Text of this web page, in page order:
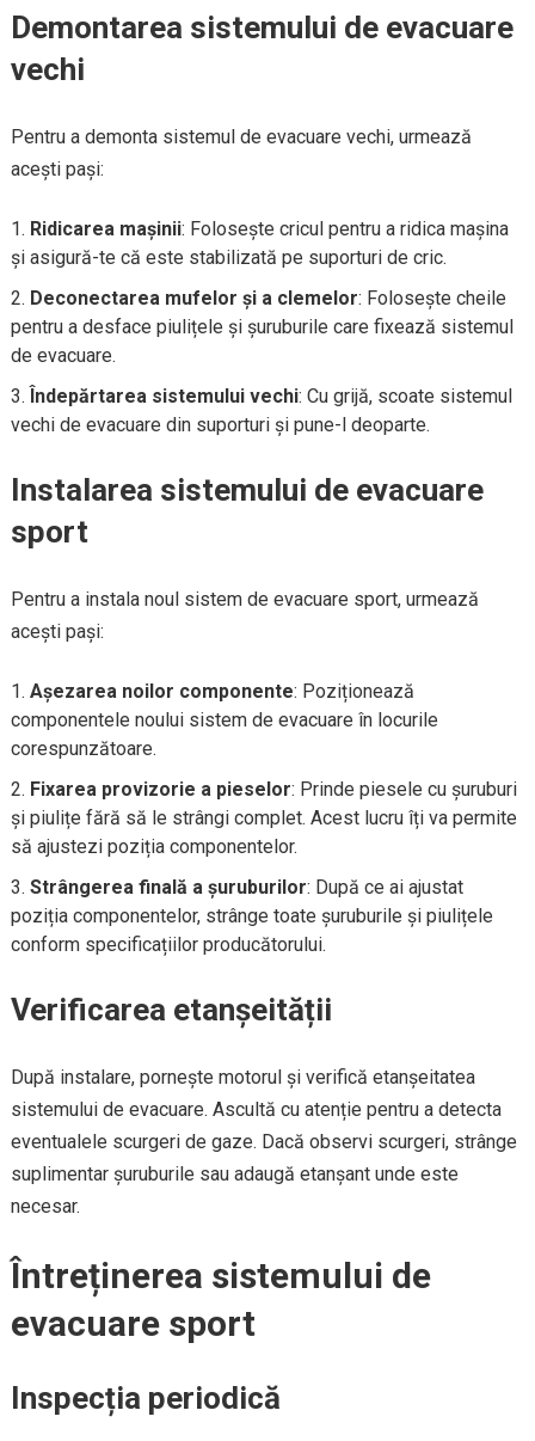
Demontarea sistemului de evacuare
vechi
Pentru a demonta sistemul de evacuare vechi, urmează
acești pași:
Ridicarea mașinii: Folosește cricul pentru a ridica mașina
și asigură-te că este stabilizată pe suporturi de cric.
Deconectarea mufelor și a clemelor: Folosește cheile
pentru a desface piulițele și șuruburile care fixează sistemul
de evacuare.
Îndepărtarea sistemului vechi: Cu grijă, scoate sistemul
vechi de evacuare din suporturi și pune-l deoparte.
Instalarea sistemului de evacuare
sport
Pentru a instala noul sistem de evacuare sport, urmează
acești pași:
Așezarea noilor componente: Poziționează
componentele noului sistem de evacuare în locurile
corespunzătoare.
Fixarea provizorie a pieselor: Prinde piesele cu șuruburi
și piulițe fără să le strângi complet. Acest lucru îți va permite
să ajustezi poziția componentelor.
Strângerea finală a șuruburilor: După ce ai ajustat
poziția componentelor, strânge toate șuruburile și piulițele
conform specificațiilor producătorului.
Verificarea etanșeității
După instalare, pornește motorul și verifică etanșeitatea
sistemului de evacuare. Ascultă cu atenție pentru a detecta
eventualele scurgeri de gaze. Dacă observi scurgeri, strânge
suplimentar șuruburile sau adaugă etanșant unde este
necesar.
Întreținerea sistemului de
evacuare sport
Inspecția periodică